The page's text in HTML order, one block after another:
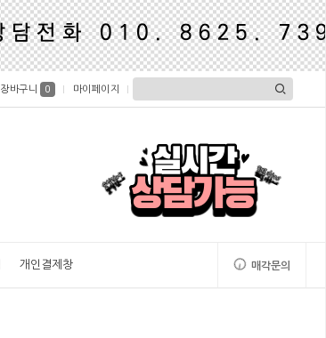
장바구니 0 마이페이지
개인결제창 매각문의